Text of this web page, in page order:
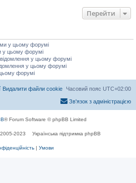
Перейти
у цьому форумі
у цьому форумі
у цьому форумі
у цьому форумі
форумі
Часовий пояс UTC+02:00
Видалити файли cookie
Зв'язок з адміністрацією
® Forum Software © phpBB Limited
2023 Українська підтримка phpBB
| Умови